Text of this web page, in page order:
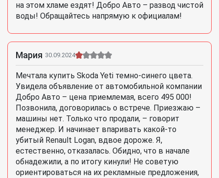
на этом хламе ездят! Добро Авто – развод чистой
воды! Обращайтесь напрямую к официалам!
Мария 30.09.2024
Мечтала купить Skoda Yeti темно-синего цвета.
Увидела объявление от автомобильной компании
Добро Авто – цена приемлемая, всего 495 000!
Позвонила, договорилась о встрече. Приезжаю –
машины нет. Только что продали, – говорит
менеджер. И начинает впаривать какой-то
убитый Renault Logan, вдвое дороже. Я,
естественно, отказалась. Обидно, что в начале
обнадежили, а по итогу кинули! Не советую
ориентироваться на их рекламные предложения,